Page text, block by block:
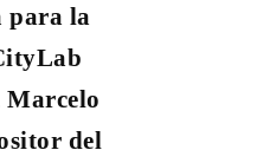
para la
Marcelo
del